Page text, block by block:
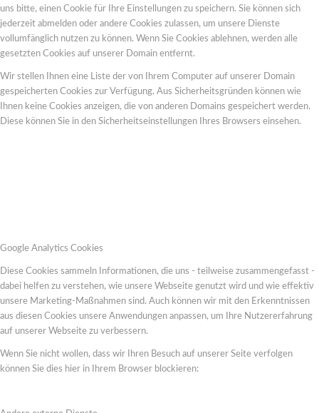
uns bitte, einen Cookie für Ihre Einstellungen zu speichern. Sie können sich
jederzeit abmelden oder andere Cookies zulassen, um unsere Dienste
vollumfänglich nutzen zu können. Wenn Sie Cookies ablehnen, werden alle
gesetzten Cookies auf unserer Domain entfernt.
Wir stellen Ihnen eine Liste der von Ihrem Computer auf unserer Domain
gespeicherten Cookies zur Verfügung. Aus Sicherheitsgründen können wie
Ihnen keine Cookies anzeigen, die von anderen Domains gespeichert werden.
Diese können Sie in den Sicherheitseinstellungen Ihres Browsers einsehen.
Google Analytics Cookies
Diese Cookies sammeln Informationen, die uns - teilweise zusammengefasst -
dabei helfen zu verstehen, wie unsere Webseite genutzt wird und wie effektiv
unsere Marketing-Maßnahmen sind. Auch können wir mit den Erkenntnissen
aus diesen Cookies unsere Anwendungen anpassen, um Ihre Nutzererfahrung
auf unserer Webseite zu verbessern.
Wenn Sie nicht wollen, dass wir Ihren Besuch auf unserer Seite verfolgen
können Sie dies hier in Ihrem Browser blockieren: